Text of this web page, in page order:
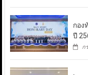
กอง
ปี
ก